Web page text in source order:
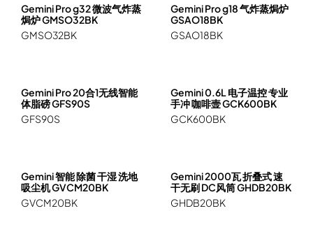
空气净化设备
衣物烘干机
抽湿机 迷你抽湿机 浴室宝
电暖产品
吸尘机 除尘螨机
入厨小家电
厨余机
电磁炉 电陶炉 煮食炉
榨汁机 搅拌机 厨师机 食物处理器
烤箱 蒸炉 微波炉 蒸烤箱
电饭煲
真空包装机
电子及体脂磅
头发造型器
旅行及露营用品
GEMINI PRO系列
销售点
产品保修
家电维修收集站
繁 簡 EN
Gemini Pro g32 微波气炸蒸
焗炉 GMSO32BK
GMSO32BK
Gemini Pro g18 气炸蒸焗炉
GSAO18BK
GSAO18BK
Gemini Pro 20合1无线智能
体脂磅 GFS90S
GFS90S
Gemini 0.6L 电子温控 专业
手冲 咖啡壸 GCK600BK
GCK600BK
Gemini 智能 除菌 干湿 洗地
吸尘机 GVCM20BK
GVCM20BK
Gemini 2000瓦 折叠式 速
干无刷 DC风筒 GHDB20BK
GHDB20BK